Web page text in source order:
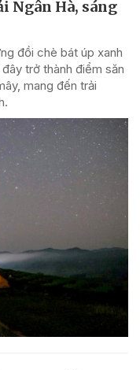
Ngân Hà, sáng
đồi chè bát úp xanh
trở thành điểm săn
mang đến trải